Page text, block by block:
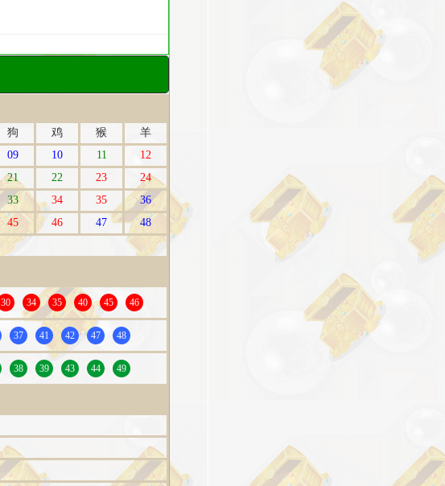
狗 鸡 猴
羊
09 10 11
12
21 22 23
24
33 34 35
36
45 46 47
48
30 34 35 40 45 46
37 41 42 47 48
38 39 43 44 49